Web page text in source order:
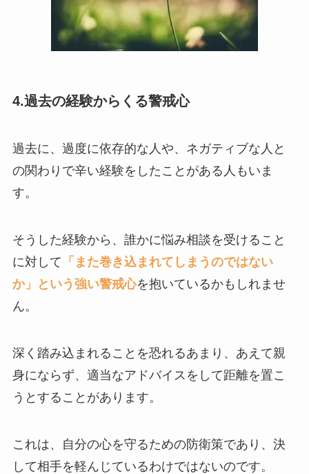
4.過去の経験からくる警戒心
過去に、過度に依存的な人や、ネガティブな人と
の関わりで辛い経験をしたことがある人もいま
す。
そうした経験から、誰かに悩み相談を受けること
に対して 「また巻き込まれてしまうのではない
か」という強い警戒心を抱いているかもしれませ
ん。
深く踏み込まれることを恐れるあまり、あえて親
身にならず、適当なアドバイスをして距離を置こ
うとすることがあります。
これは、自分の心を守るための防衛策であり、決
して相手を軽んじているわけではないのです。